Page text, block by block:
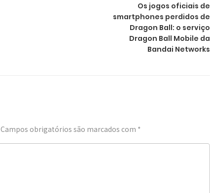
Os jogos oficiais de
smartphones perdidos de
Dragon Ball: o serviço
Dragon Ball Mobile da
Bandai Networks
Campos obrigatórios são marcados com *